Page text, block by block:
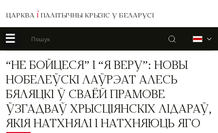
ЦАРКВА І ПАЛІТЫЧНЫ КРЫЗІС У БЕЛАРУСІ
☰ Пошук
“Не
і
“я
веру”:
новы
нобелеўскі
лаўрэат
“НЕ БОЙЦЕСЯ” І “Я ВЕРУ”: НОВЫ
НОБЕЛЕЎСКІ ЛАЎРЭАТ АЛЕСЬ
БЯЛЯЦКІ Ў СВАЁЙ ПРАМОВЕ
ЎЗГАДВАЎ ХРЫСЦІЯНСКІХ ЛІДАРАЎ,
ЯКІЯ НАТХНЯЛІ І НАТХНЯЮЦЬ ЯГО